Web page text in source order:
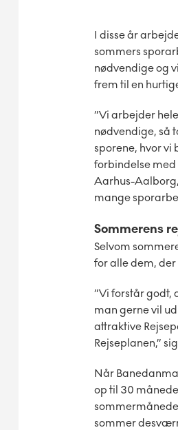
I disse år
sommers
nødvendige og
frem til en
”Vi arbejder
nødvendige, så
sporene, hvor
forbindelse
Aarhus-
mange
Sommerens
Selvom
for alle dem,
”Vi forstår godt,
man gerne vil
attraktive
Rejseplanen,”
Når
op til 30
sommer